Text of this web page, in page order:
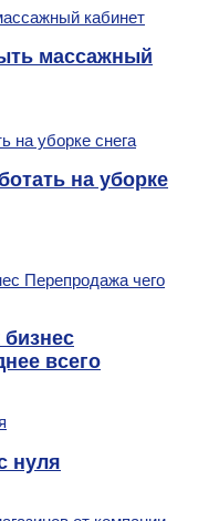
массажный
на уборке
всего
нуля